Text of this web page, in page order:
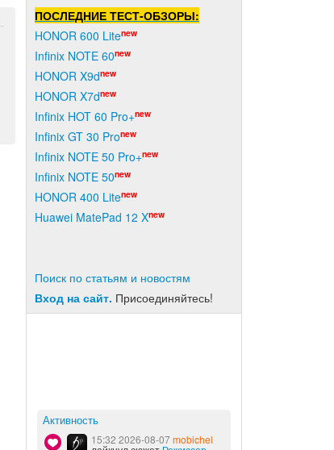
ПОСЛЕДНИЕ ТЕСТ-ОБЗОРЫ:
HONOR 600 Litenew
Infinix NOTE 60new
HONOR X9dnew
HONOR X7dnew
Infinix HOT 60 Pro+new
Infinix GT 30 Pronew
Infinix NOTE 50 Pro+new
Infinix NOTE 50new
HONOR 400 Litenew
Huawei MatePad 12 Xnew
Поиск по статьям и новостям
Вход на сайт. Присоединяйтесь!
Активность
15:32 2026-08-07mobichel